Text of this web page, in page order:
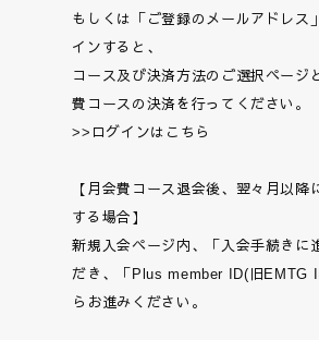
もしくは「ご登録のメールアドレス
インすると、
コース及び決済方法のご選択ページ
費コースの決済を行ってください。
>>ログインはこちら
【月会費コース退会後、翌々月以降
する場合】
新規入会ページ内、「入会手続きに
だき、「Plus member ID(旧EMTG
らお進みください。